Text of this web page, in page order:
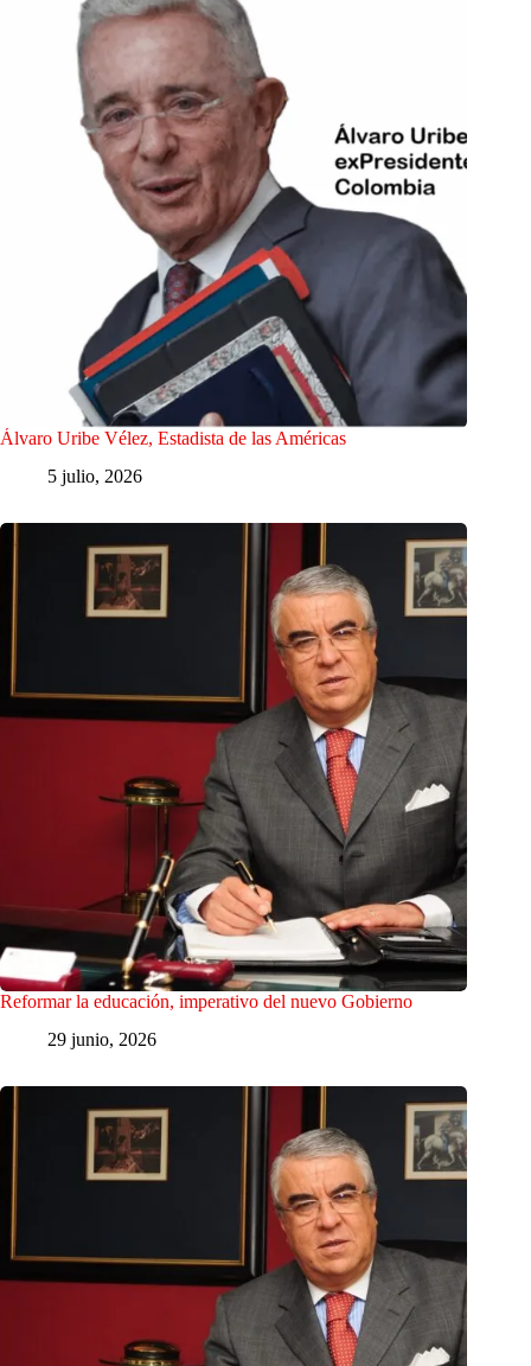
Álvaro Uribe Vélez, Estadista de las Américas
5 julio, 2026
Reformar la educación, imperativo del nuevo Gobierno
29 junio, 2026